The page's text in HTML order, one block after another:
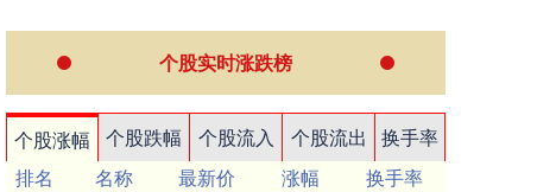
个股实时涨跌榜
个股涨幅 个股跌幅 个股流入 个股流出
换手率
排名
名称 最新价 涨幅
换手率